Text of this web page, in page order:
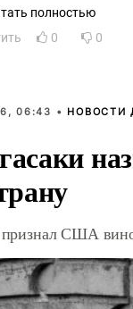
полностью
0 0
06:43 • НОВОСТИ
США